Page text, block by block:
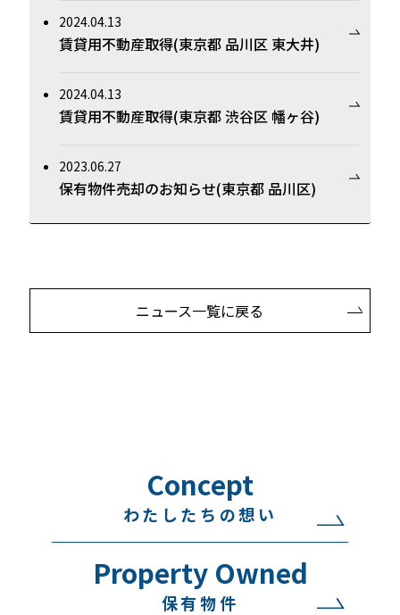
2024.04.13
賃貸用不動産取得(東京都 品川区 東大井)
2024.04.13
賃貸用不動産取得(東京都 渋谷区 幡ヶ谷)
2023.06.27
保有物件売却のお知らせ(東京都 品川区)
ニュース一覧に戻る
Concept
わたしたちの想い
Property Owned
保有物件